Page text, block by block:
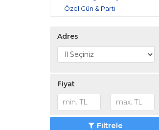
Özel Gün & Parti
Pasta, Yemek & Catering
Sistemleri
Adres
Fiyat
Filtrele